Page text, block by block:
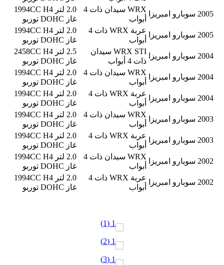
2005 سوبارو امبريزا
WRX سيدان ذات 4
أبواب
2.0 لتر 1994CC H4
غاز DOHC توربو
2005 سوبارو امبريزا
عربة WRX ذات 4
أبواب
2.0 لتر 1994CC H4
غاز DOHC توربو
2004 سوبارو امبريزا
WRX STI سيدان
ذات 4 أبواب
2.5 لتر 2458CC H4
غاز DOHC توربو
2004 سوبارو امبريزا
WRX سيدان ذات 4
أبواب
2.0 لتر 1994CC H4
غاز DOHC توربو
2004 سوبارو امبريزا
عربة WRX ذات 4
أبواب
2.0 لتر 1994CC H4
غاز DOHC توربو
2003 سوبارو امبريزا
WRX سيدان ذات 4
أبواب
2.0 لتر 1994CC H4
غاز DOHC توربو
2003 سوبارو امبريزا
عربة WRX ذات 4
أبواب
2.0 لتر 1994CC H4
غاز DOHC توربو
2002 سوبارو امبريزا
WRX سيدان ذات 4
أبواب
2.0 لتر 1994CC H4
غاز DOHC توربو
2002 سوبارو امبريزا
عربة WRX ذات 4
أبواب
2.0 لتر 1994CC H4
غاز DOHC توربو